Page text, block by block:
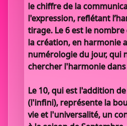
le chiffre de la
l'expression, reflétant
tirage. Le 6 est le
la création, en harmonie
numérologie du jour, qui
chercher l'harmonie dans
Le 10, qui est l'addition
(l'infini), représente la
vie et l'universalité, un